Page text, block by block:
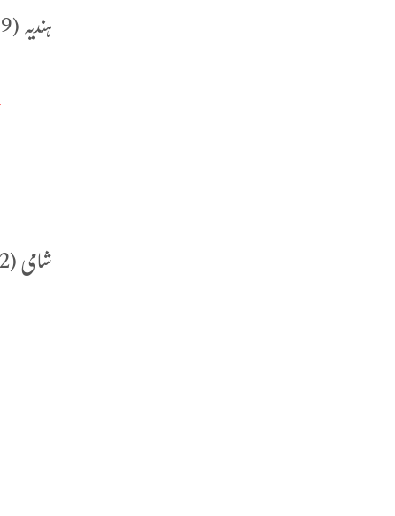
ہندیہ (1/209) میں ہے:
شامی (2/182) میں ہے: